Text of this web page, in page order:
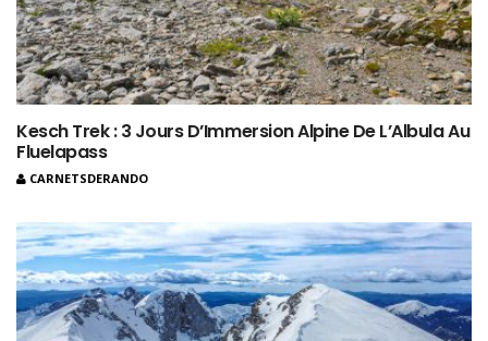
Kesch Trek : 3 Jours D’Immersion Alpine De L’Albula Au
Fluelapass
CARNETSDERANDO